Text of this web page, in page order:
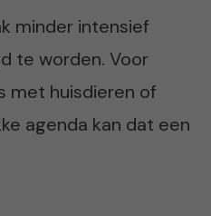
minder intensief
te worden. Voor
met huisdieren of
agenda kan dat een